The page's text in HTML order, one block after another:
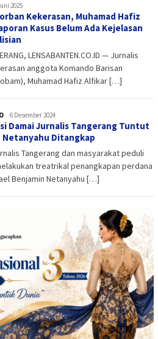
2025
Kekerasan, Muhamad Hafiz
Kasus Belum Ada Kejelasan
LENSABANTEN.CO.ID — Jurnalis
anggota Komando Barisan
Muhamad Hafiz Alfikar […]
Raharjo
Fajrin
6 Desember 2024
Damai Jurnalis Tangerang Tuntut
Netanyahu Ditangkap
Tangerang dan masyarakat peduli
treatrikal penangkapan perdana
Benjamin Netanyahu […]